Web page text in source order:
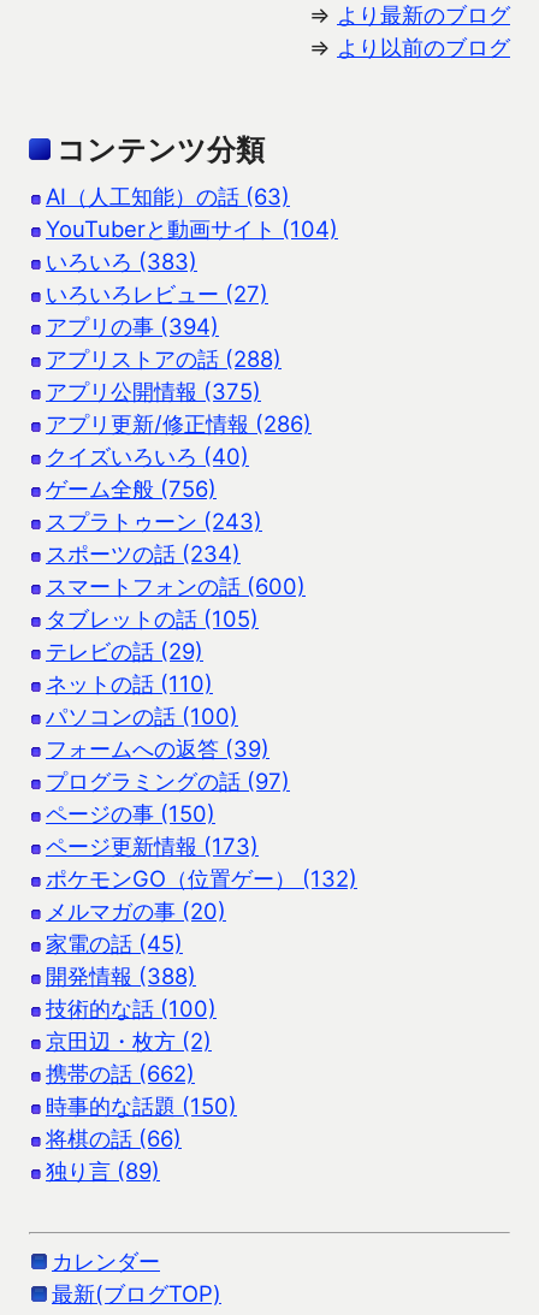
⇒ より最新のブログ
⇒ より以前のブログ
コンテンツ分類
AI（人工知能）の話 (63)
YouTuberと動画サイト (104)
いろいろ (383)
いろいろレビュー (27)
アプリの事 (394)
アプリストアの話 (288)
アプリ公開情報 (375)
アプリ更新/修正情報 (286)
クイズいろいろ (40)
ゲーム全般 (756)
スプラトゥーン (243)
スポーツの話 (234)
スマートフォンの話 (600)
タブレットの話 (105)
テレビの話 (29)
ネットの話 (110)
パソコンの話 (100)
フォームへの返答 (39)
プログラミングの話 (97)
ページの事 (150)
ページ更新情報 (173)
ポケモンGO（位置ゲー） (132)
メルマガの事 (20)
家電の話 (45)
開発情報 (388)
技術的な話 (100)
京田辺・枚方 (2)
携帯の話 (662)
時事的な話題 (150)
将棋の話 (66)
独り言 (89)
カレンダー
最新(ブログTOP)